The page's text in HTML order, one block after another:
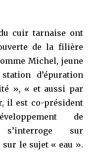
cuir tarnaise ont
de la filière
Michel, jeune
d’épuration
», « et aussi par
il est co-président
de
sur
le sujet « eau ».